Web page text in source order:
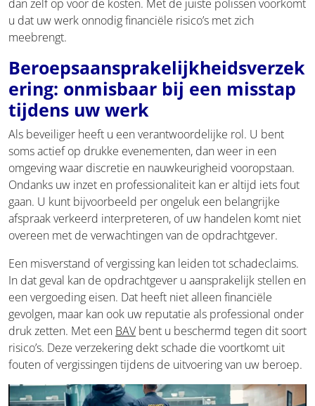
dan zelf op voor de kosten. Met de juiste polissen voorkomt
u dat uw werk onnodig financiële risico’s met zich
meebrengt.
Beroepsaansprakelijkheidsverzek
ering: onmisbaar bij een misstap
tijdens uw werk
Als beveiliger heeft u een verantwoordelijke rol. U bent
soms actief op drukke evenementen, dan weer in een
omgeving waar discretie en nauwkeurigheid vooropstaan.
Ondanks uw inzet en professionaliteit kan er altijd iets fout
gaan. U kunt bijvoorbeeld per ongeluk een belangrijke
afspraak verkeerd interpreteren, of uw handelen komt niet
overeen met de verwachtingen van de opdrachtgever.
Een misverstand of vergissing kan leiden tot schadeclaims.
In dat geval kan de opdrachtgever u aansprakelijk stellen en
een vergoeding eisen. Dat heeft niet alleen financiële
gevolgen, maar kan ook uw reputatie als professional onder
druk zetten. Met een BAV bent u beschermd tegen dit soort
risico’s. Deze verzekering dekt schade die voortkomt uit
fouten of vergissingen tijdens de uitvoering van uw beroep.